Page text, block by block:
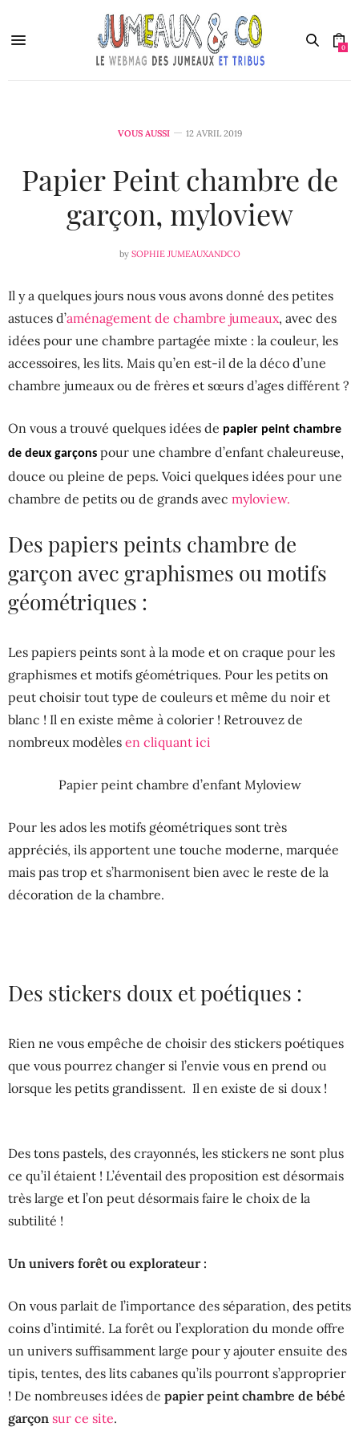
0
VOUS AUSSI 12 AVRIL 2019
Papier Peint chambre de
garçon, myloview
by SOPHIE JUMEAUXANDCO
Il y a quelques jours nous vous avons donné des petites
astuces d’aménagement de chambre jumeaux, avec des
idées pour une chambre partagée mixte : la couleur, les
accessoires, les lits. Mais qu’en est-il de la déco d’une
chambre jumeaux ou de frères et sœurs d’ages différent ?
On vous a trouvé quelques idées de papier peint chambre
de deux garçons pour une chambre d’enfant chaleureuse,
douce ou pleine de peps. Voici quelques idées pour une
chambre de petits ou de grands avec myloview.
Des papiers peints chambre de
garçon avec graphismes ou motifs
géométriques :
Les papiers peints sont à la mode et on craque pour les
graphismes et motifs géométriques. Pour les petits on
peut choisir tout type de couleurs et même du noir et
blanc ! Il en existe même à colorier ! Retrouvez de
nombreux modèles en cliquant ici
Papier peint chambre d’enfant Myloview
Pour les ados les motifs géométriques sont très
appréciés, ils apportent une touche moderne, marquée
mais pas trop et s’harmonisent bien avec le reste de la
décoration de la chambre.
Des stickers doux et poétiques :
Rien ne vous empêche de choisir des stickers poétiques
que vous pourrez changer si l’envie vous en prend ou
lorsque les petits grandissent. Il en existe de si doux !
Des tons pastels, des crayonnés, les stickers ne sont plus
ce qu’il étaient ! L’éventail des proposition est désormais
très large et l’on peut désormais faire le choix de la
subtilité !
Un univers forêt ou explorateur :
On vous parlait de l’importance des séparation, des petits
coins d’intimité. La forêt ou l’exploration du monde offre
un univers suffisamment large pour y ajouter ensuite des
tipis, tentes, des lits cabanes qu’ils pourront s’approprier
! De nombreuses idées de papier peint chambre de bébé
garçon sur ce site.